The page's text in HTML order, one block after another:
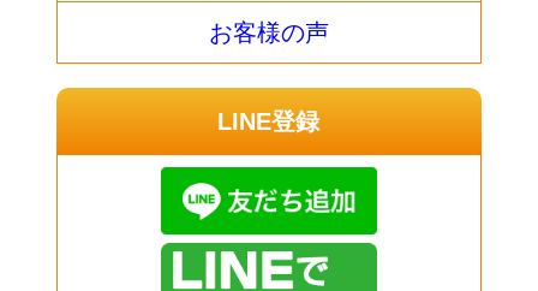
お客様の声
LINE登録